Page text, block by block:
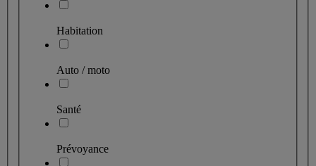
Habitation
Auto / moto
Santé
Prévoyance